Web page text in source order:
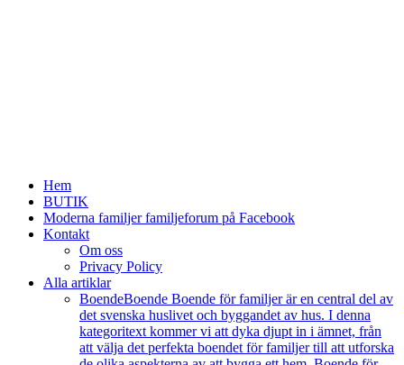
Hem
BUTIK
Moderna familjer familjeforum på Facebook
Kontakt
Om oss
Privacy Policy
Alla artiklar
BoendeBoende Boende för familjer är en central del av
det svenska huslivet och byggandet av hus. I denna
kategoritext kommer vi att dyka djupt in i ämnet, från
att välja det perfekta boendet för familjer till att utforska